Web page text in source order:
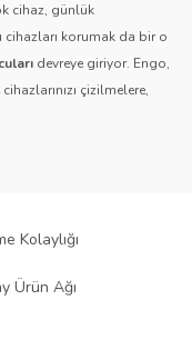
cihaz, günlük
korumak da bir o
devreye giriyor. Engo,
çizilmelere,
tecrübesi ve teknolojiye
dostu tasarımı
Kolaylığı
Ürün Ağı